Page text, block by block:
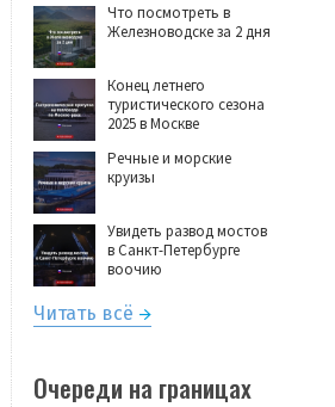
Что посмотреть в
Железноводске за 2 дня
Конец летнего
туристического сезона
2025 в Москве
Речные и морские
круизы
Увидеть развод мостов
в Санкт-Петербурге
воочию
Читать всё
Очереди на границах